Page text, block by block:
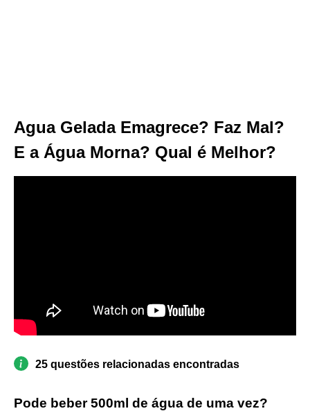
Agua Gelada Emagrece? Faz Mal?
E a Água Morna? Qual é Melhor?
25 questões relacionadas encontradas
Pode beber 500ml de água de uma vez?